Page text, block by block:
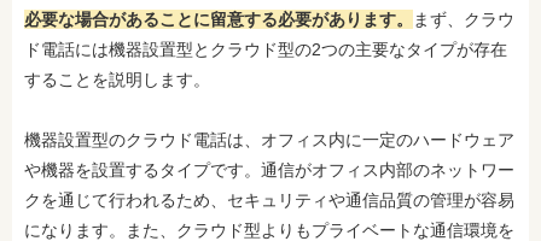
必要な場合があることに留意する必要があります。
まず、クラウ
ド電話には機器設置型とクラウド型の2つの主要なタイプが存在
することを説明します。
機器設置型のクラウド電話は、オフィス内に一定のハードウェア
や機器を設置するタイプです。通信がオフィス内部のネットワー
クを通じて行われるため、セキュリティや通信品質の管理が容易
になります。また、クラウド型よりもプライベートな通信環境を